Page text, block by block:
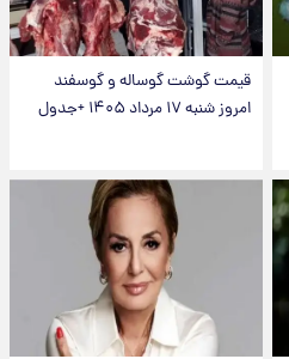
قیمت گوشت گوساله و گوسفند
امروز شنبه ۱۷ مرداد ۱۴۰۵ +جدول